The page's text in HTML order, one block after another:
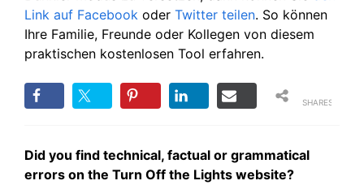
Link auf Facebook oder Twitter teilen. So können
Ihre Familie, Freunde oder Kollegen von diesem
praktischen kostenlosen Tool erfahren.
SHARES
Did you find technical, factual or grammatical
errors on the Turn Off the Lights website?